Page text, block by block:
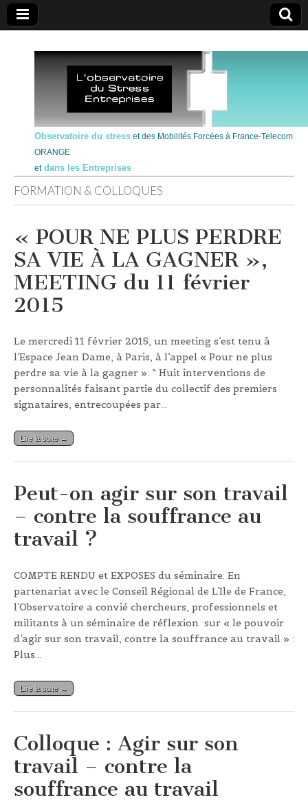
Observatoire du stress et des Mobilités Forcées à France-Telecom
ORANGE
etdans les Entreprises
FORMATION & COLLOQUES
« POUR NE PLUS PERDRE
SA VIE À LA GAGNER »,
MEETING du 11 février
2015
Le mercredi 11 février 2015, un meeting s’est tenu à
l’Espace Jean Dame, à Paris, à l’appel « Pour ne plus
perdre sa vie à la gagner ». * Huit interventions de
personnalités faisant partie du collectif des premiers
signataires, entrecoupées par…
Lire la suite →
Peut-on agir sur son travail
– contre la souffrance au
travail ?
COMPTE RENDU et EXPOSES du séminaire. En
partenariat avec le Conseil Régional de L’Ile de France,
l’Observatoire a convié chercheurs, professionnels et
militants à un séminaire de réflexion sur « le pouvoir
d’agir sur son travail, contre la souffrance au travail » :
Plus…
Lire la suite →
Colloque : Agir sur son
travail – contre la
souffrance au travail